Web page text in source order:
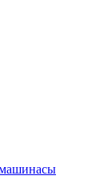
машинасы